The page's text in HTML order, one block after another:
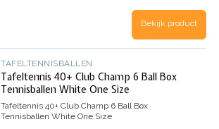
Bekijk product
TAFELTENNISBALLEN
Tafeltennis 40+ Club Champ 6 Ball Box
Tennisballen White One Size
Tafeltennis 40+ Club Champ 6 Ball Box
Tennisballen White One Size